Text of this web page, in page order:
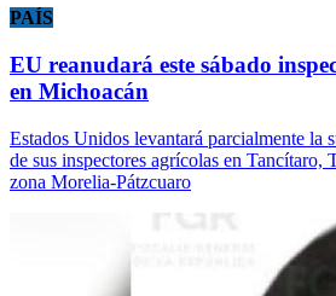
PAÍS
EU reanudará este sábado
en Michoacán
Estados Unidos levantará parcialmente la
de sus inspectores agrícolas en Tancítaro,
zona Morelia-Pátzcuaro